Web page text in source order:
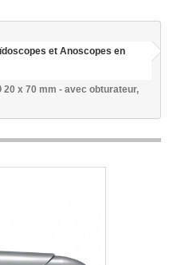
et Anoscopes en
20 x 70 mm - avec obturateur,